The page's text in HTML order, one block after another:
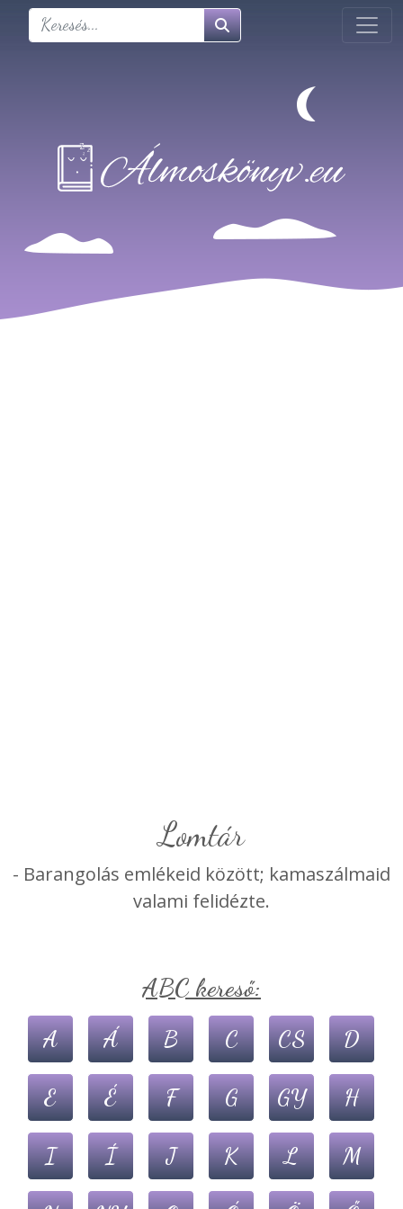
lomtár
- Barangolás emlékeid között; kamaszálmaid
valami felidézte.
ABC kereső:
A Á B C CS D
E É F G GY H
I Í J K L M